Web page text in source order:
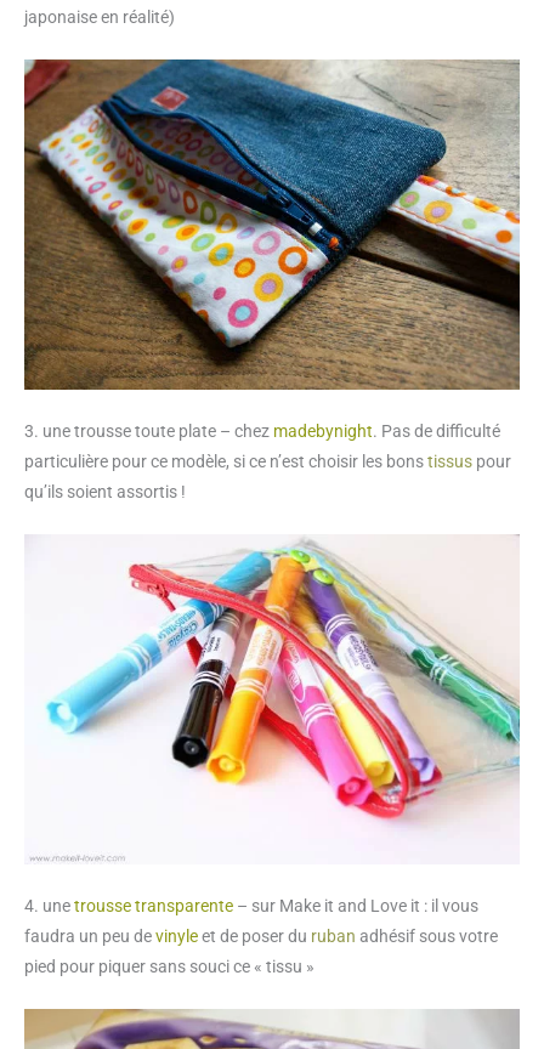
japonaise en réalité)
3. une trousse toute plate – chez madebynight. Pas de difficulté
particulière pour ce modèle, si ce n’est choisir les bonstissus pour
qu’ils soient assortis !
4. unetrousse transparente – sur Make it and Love it : il vous
faudra un peu devinyleet de poser du ruban adhésif sous votre
pied pour piquer sans souci ce « tissu »